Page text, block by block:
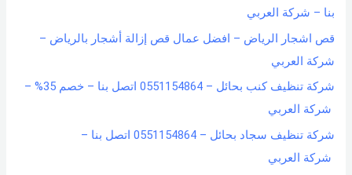
بنا – شركة العربي
قص اشجار الرياض – افضل عمال قص إزالة أشجار بالرياض –
شركة العربي
شركة تنظيف كنب بحائل – 0551154864 اتصل بنا – خصم 35% –
شركة العربي
شركة تنظيف سجاد بحائل – 0551154864 اتصل بنا –
شركة العربي